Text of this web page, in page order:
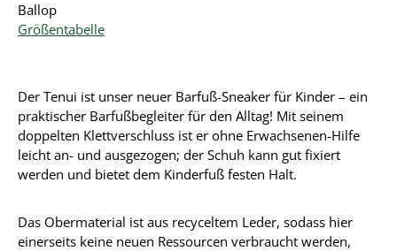
Ballop
Größentabelle
Der Tenui ist unser neuer Barfuß-Sneaker für Kinder – ein
praktischer Barfußbegleiter für den Alltag! Mit seinem
doppelten Klettverschluss ist er ohne Erwachsenen-Hilfe
leicht an- und ausgezogen; der Schuh kann gut fixiert
werden und bietet dem Kinderfuß festen Halt.
Das Obermaterial ist aus recyceltem Leder, sodass hier
einerseits keine neuen Ressourcen verbraucht werden,